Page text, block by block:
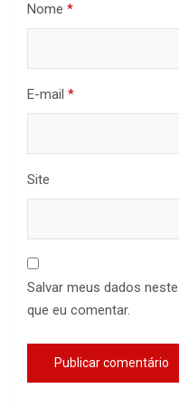
Nome *
E-mail *
Site
Salvar meus dados
que eu comentar.